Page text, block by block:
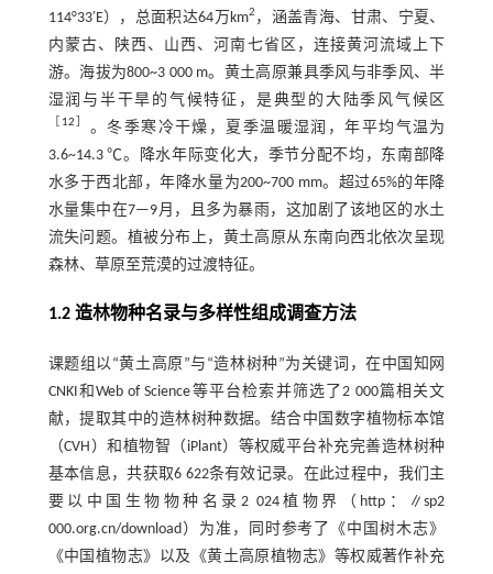
114°33′E），总面积达64万km2 ，涵盖青海、甘肃、宁夏、
内蒙古、陕西、山西、河南七省区，连接黄河流域上下
游。海拔为800~3 000 m。黄土高原兼具季风与非季风、半
湿润与半干旱的气候特征，是典型的大陆季风气候区
［ 12］ 。冬季寒冷干燥，夏季温暖湿润，年平均气温为
3.6~14.3 ℃。降水年际变化大，季节分配不均，东南部降
水多于西北部，年降水量为200~700 mm。超过65%的年降
水量集中在7—9月，且多为暴雨，这加剧了该地区的水土
流失问题。植被分布上，黄土高原从东南向西北依次呈现
森林、草原至荒漠的过渡特征。
1.2 造林物种名录与多样性组成调查方法
课题组以“黄土高原”与“造林树种”为关键词，在中国知网
CNKI和Web of Science等平台检索并筛选了2 000篇相关文
献，提取其中的造林树种数据。结合中国数字植物标本馆
（CVH）和植物智（iPlant）等权威平台补充完善造林树种
基本信息，共获取6 622条有效记录。在此过程中，我们主
要以中国生物物种名录2 024植物界（http：∥sp2
000.org.cn/download）为准，同时参考了《中国树木志》
《中国植物志》以及《黄土高原植物志》等权威著作补充